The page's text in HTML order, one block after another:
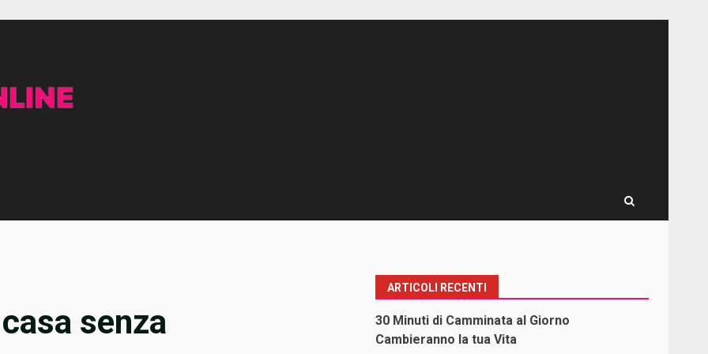
senza
ARTICOLI RECENTI
30 Minuti di Camminata al Giorno
Cambieranno la tua Vita